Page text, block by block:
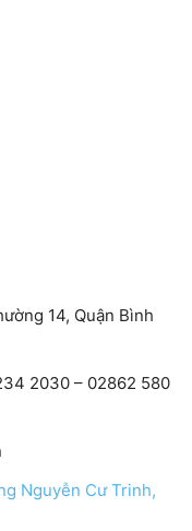
14, Quận Bình
2030 – 02862 580
Nguyễn Cư Trinh,